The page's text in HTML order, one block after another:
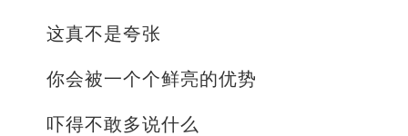
这真不是夸张
你会被一个个鲜亮的优势
吓得不敢多说什么